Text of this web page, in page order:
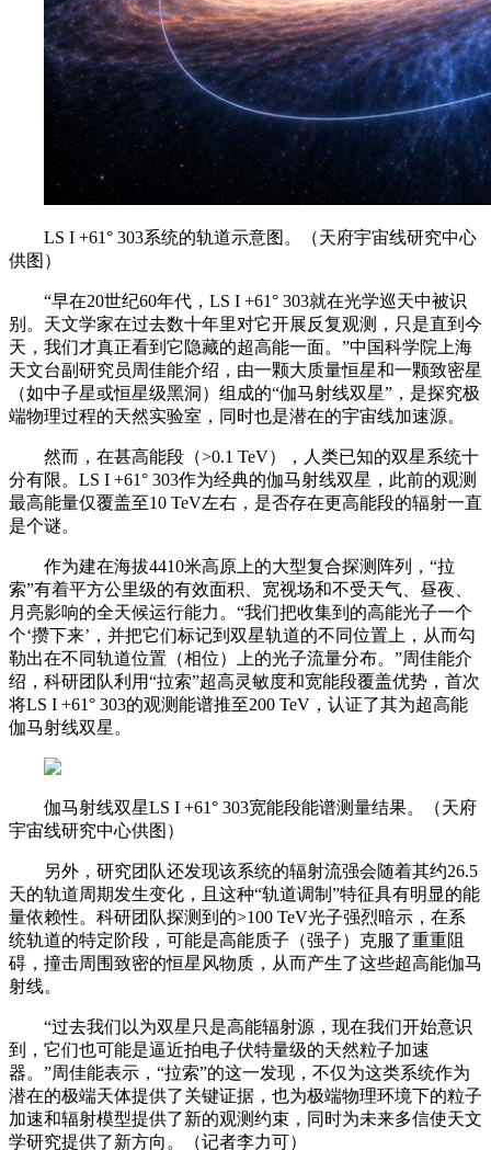
LS I +61° 303系统的轨道示意图。（天府宇宙线研究中心
供图）
“早在20世纪60年代，LS I +61° 303就在光学巡天中被识
别。天文学家在过去数十年里对它开展反复观测，只是直到今
天，我们才真正看到它隐藏的超高能一面。”中国科学院上海
天文台副研究员周佳能介绍，由一颗大质量恒星和一颗致密星
（如中子星或恒星级黑洞）组成的“伽马射线双星”，是探究极
端物理过程的天然实验室，同时也是潜在的宇宙线加速源。
然而，在甚高能段（>0.1 TeV），人类已知的双星系统十
分有限。LS I +61° 303作为经典的伽马射线双星，此前的观测
最高能量仅覆盖至10 TeV左右，是否存在更高能段的辐射一直
是个谜。
作为建在海拔4410米高原上的大型复合探测阵列，“拉
索”有着平方公里级的有效面积、宽视场和不受天气、昼夜、
月亮影响的全天候运行能力。“我们把收集到的高能光子一个
个‘攒下来’，并把它们标记到双星轨道的不同位置上，从而勾
勒出在不同轨道位置（相位）上的光子流量分布。”周佳能介
绍，科研团队利用“拉索”超高灵敏度和宽能段覆盖优势，首次
将LS I +61° 303的观测能谱推至200 TeV，认证了其为超高能
伽马射线双星。
伽马射线双星LS I +61° 303宽能段能谱测量结果。（天府
宇宙线研究中心供图）
另外，研究团队还发现该系统的辐射流强会随着其约26.5
天的轨道周期发生变化，且这种“轨道调制”特征具有明显的能
量依赖性。科研团队探测到的>100 TeV光子强烈暗示，在系
统轨道的特定阶段，可能是高能质子（强子）克服了重重阻
碍，撞击周围致密的恒星风物质，从而产生了这些超高能伽马
射线。
“过去我们以为双星只是高能辐射源，现在我们开始意识
到，它们也可能是逼近拍电子伏特量级的天然粒子加速
器。”周佳能表示，“拉索”的这一发现，不仅为这类系统作为
潜在的极端天体提供了关键证据，也为极端物理环境下的粒子
加速和辐射模型提供了新的观测约束，同时为未来多信使天文
学研究提供了新方向。（记者李力可）